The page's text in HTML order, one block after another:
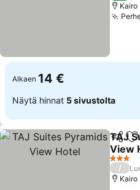
Kairo
Alkaen 14 €
Näytä hinnat 5 sivustolta
Jaa
TAJ
View
3
/
Kairo